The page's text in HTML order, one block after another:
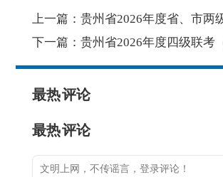
上一篇： 贵州省2026年度省、市两级机关公开遴选公务员（黔西南州考
下一篇： 贵州省2026年度四级联考（黔西南州考区）拟录用人
最热评论
最热评论